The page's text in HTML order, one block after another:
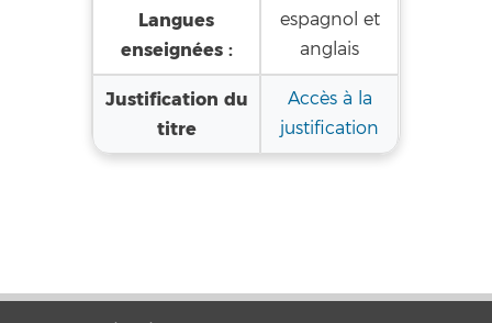
Langues
enseignées :
espagnol et
anglais
Justification du
titre
Accès à la
justification